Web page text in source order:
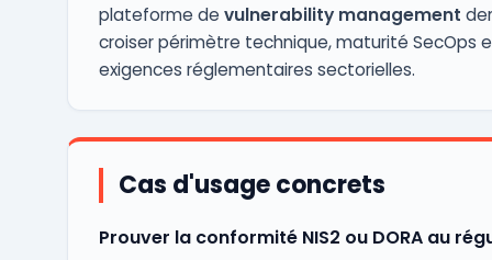
plateforme de vulnerability management
croiser périmètre technique, maturité SecOps
exigences réglementaires sectorielles.
Cas d'usage concrets
Prouver la conformité NIS2 ou DORA au